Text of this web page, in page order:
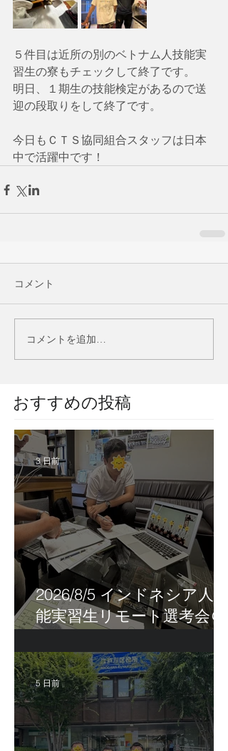
５件目は近所の別のベトナム人技能実
習生の寮もチェックして終了です。
明日、１期生の技能検定があるので送
迎の段取りをして終了です。
今日もＣＴＳ協同組合スタッフは日本
中で活躍中です！
コメント
コメントを追加…
​おすすめの投稿
2026/8/5 インドネシア人技
能実習生リモート選考会＠
3 日前
5 日前